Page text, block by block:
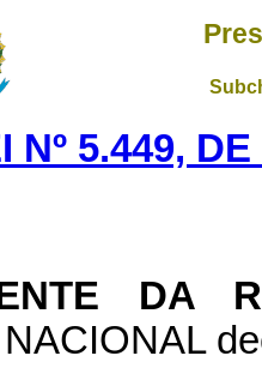
Nº 5.449,
DA